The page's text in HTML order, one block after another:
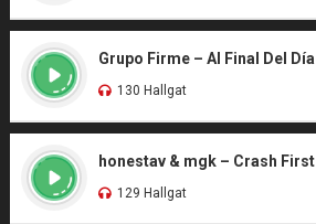
Grupo Firme – Al Final Del Día
130 Hallgat
honestav & mgk – Crash First
129 Hallgat